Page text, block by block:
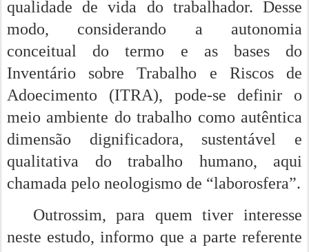
qualidade de vida do trabalhador. Desse
modo, considerando a autonomia
conceitual do termo e as bases do
Inventário sobre Trabalho e Riscos de
Adoecimento (ITRA), pode-se definir o
meio ambiente do trabalho como autêntica
dimensão dignificadora, sustentável e
qualitativa do trabalho humano, aqui
chamada pelo neologismo de “laborosfera”.
Outrossim, para quem tiver interesse
neste estudo, informo que a parte referente